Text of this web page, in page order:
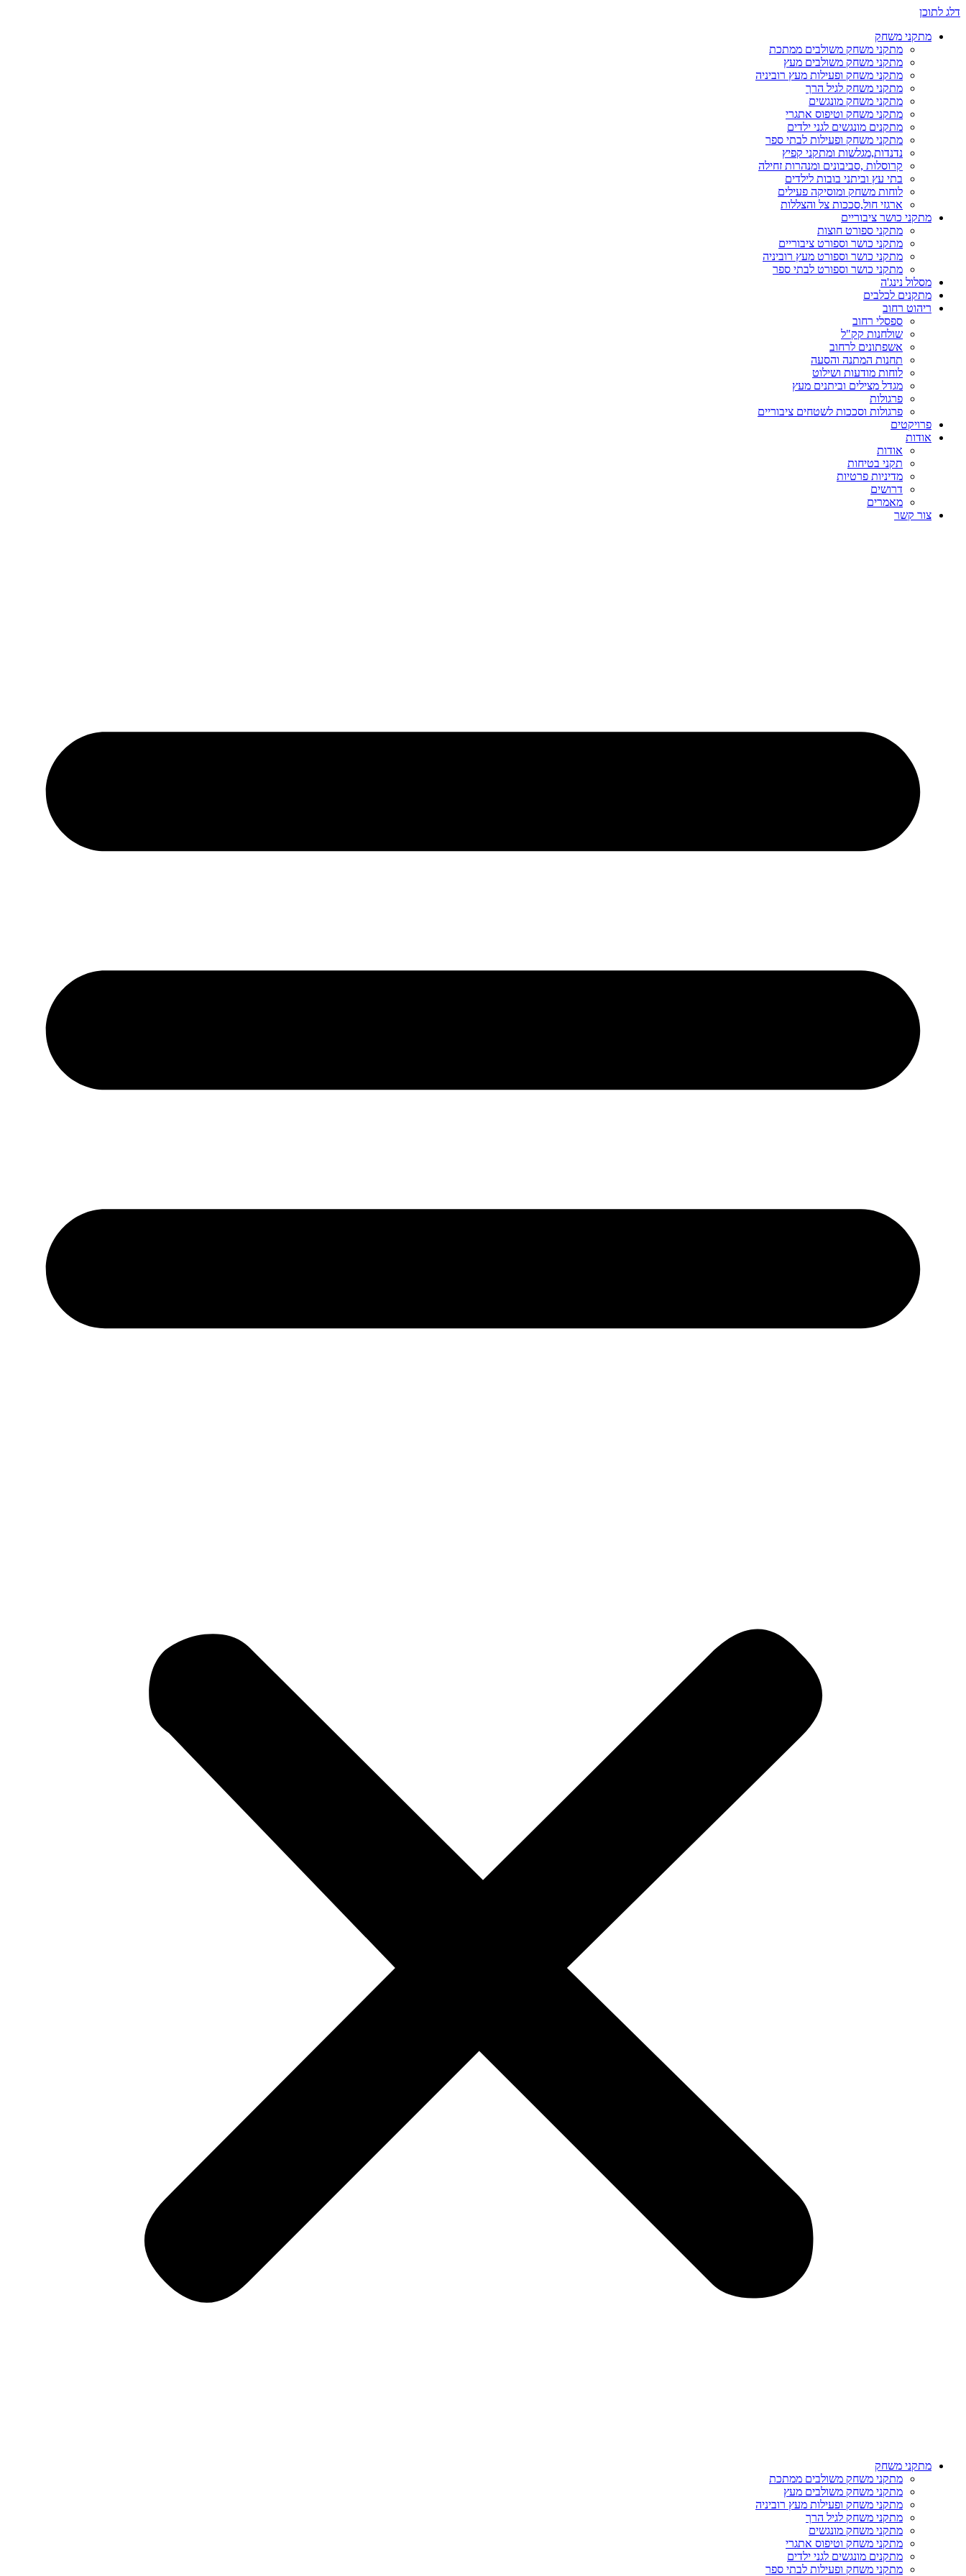
דלג לתוכן
מתקני משחק
מתקני משחק משולבים ממתכת
מתקני משחק משולבים מעץ
מתקני משחק ופעילות מעץ רוביניה
מתקני משחק לגיל הרך
מתקני משחק מונגשים
מתקני משחק וטיפוס אתגרי
מתקנים מונגשים לגני ילדים
מתקני משחק ופעילות לבתי ספר
נדנדות,מגלשות ומתקני קפיץ
קרוסלות ,סביבונים ומנהרות זחילה
בתי עץ וביתני בובות לילדים
לוחות משחק ומוסיקה פעילים
ארגזי חול,סככות צל והצללות
מתקני כושר ציבוריים
מתקני ספורט חוצות
מתקני כושר וספורט ציבוריים
מתקני כושר וספורט מעץ רוביניה
מתקני כושר וספורט לבתי ספר
מסלול נינג'ה
מתקנים לכלבים
ריהוט רחוב
ספסלי רחוב
שולחנות קק"ל
אשפתונים לרחוב
תחנות המתנה והסעה
לוחות מודעות ושילוט
מגדל מצילים וביתנים מעץ
פרגולות
פרגולות וסככות לשטחים ציבוריים
פרויקטים
אודות
אודות
תקני בטיחות
מדיניות פרטיות
דרושים
מאמרים
צור קשר
מתקני משחק
מתקני משחק משולבים ממתכת
מתקני משחק משולבים מעץ
מתקני משחק ופעילות מעץ רוביניה
מתקני משחק לגיל הרך
מתקני משחק מונגשים
מתקני משחק וטיפוס אתגרי
מתקנים מונגשים לגני ילדים
מתקני משחק ופעילות לבתי ספר